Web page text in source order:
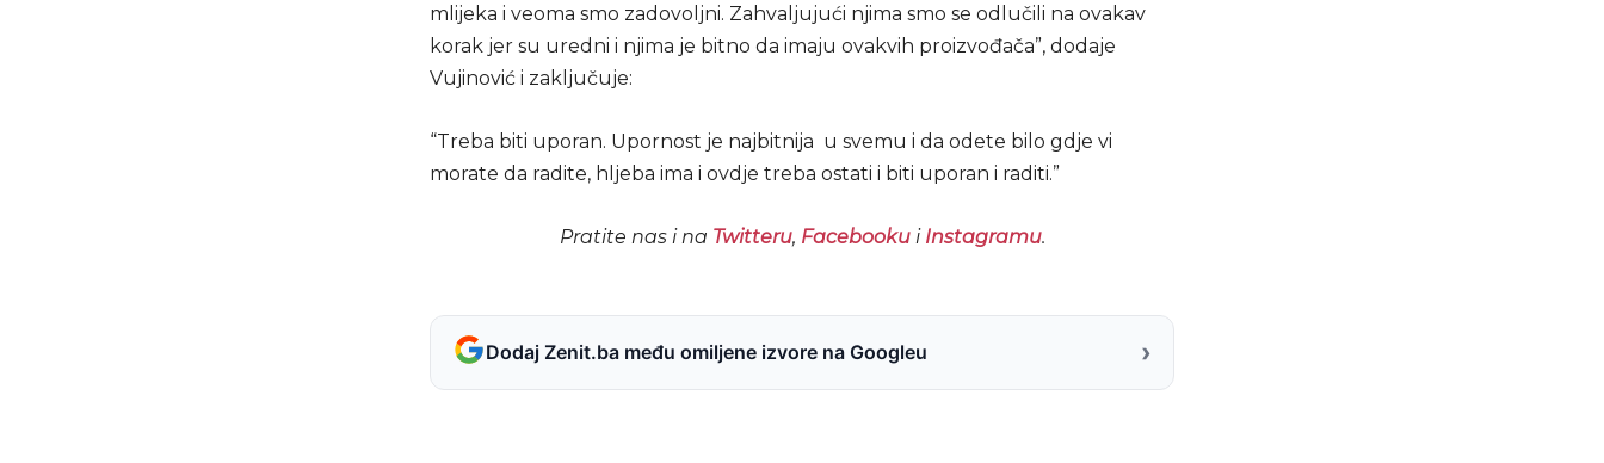
mlijeka i veoma smo zadovoljni. Zahvaljujući njima smo se odlučili na ovakav
korak jer su uredni i njima je bitno da imaju ovakvih proizvođača”, dodaje
Vujinović i zaključuje:
“Treba biti uporan. Upornost je najbitnija u svemu i da odete bilo gdje vi
morate da radite, hljeba ima i ovdje treba ostati i biti uporan i raditi.”
Pratite nas i na Twitteru, Facebookui Instagramu.
Dodaj Zenit.ba među omiljene izvore na Googleu ›